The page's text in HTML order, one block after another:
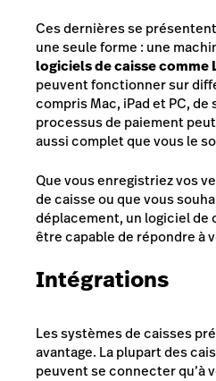
Ces dernières se
une seule forme : une
logiciels de caisse comme
peuvent fonctionner sur
compris Mac, iPad et PC,
processus de paiement
aussi complet que vous le
Que vous enregistriez vos
de caisse ou que vous
déplacement, un logiciel de
être capable de répondre à
Intégrations
Les systèmes de caisses
avantage. La plupart des
peuvent se connecter qu’à